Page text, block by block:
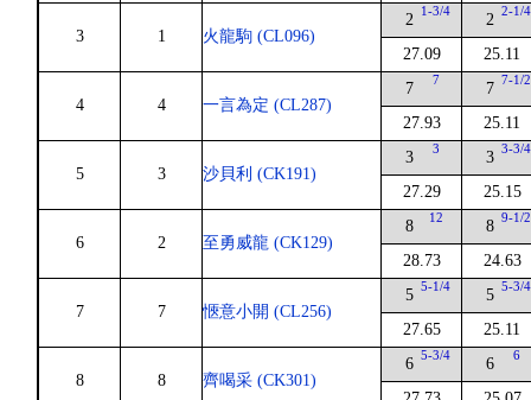
3 1 火龍駒 (CL096)
2 1-3/4
27.09
2 2-1/4
25.11
4 4 一言為定 (CL287)
7 7
27.93
7 7-1/2
25.11
5 3 沙貝利 (CK191)
3 3
27.29
3 3-3/4
25.15
6 2 至勇威龍 (CK129)
8 12
28.73
8 9-1/2
24.63
7 7 愜意小開 (CL256)
5 5-1/4
27.65
5 5-3/4
25.11
8 8 齊喝采 (CK301)
6 5-3/4 6 6